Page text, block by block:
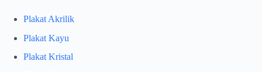
Plakat Akrilik
Plakat Kayu
Plakat Kristal